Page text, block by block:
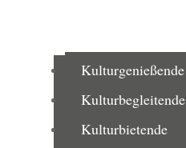
Kulturgenießende
Kulturbegleitende
Kulturbietende